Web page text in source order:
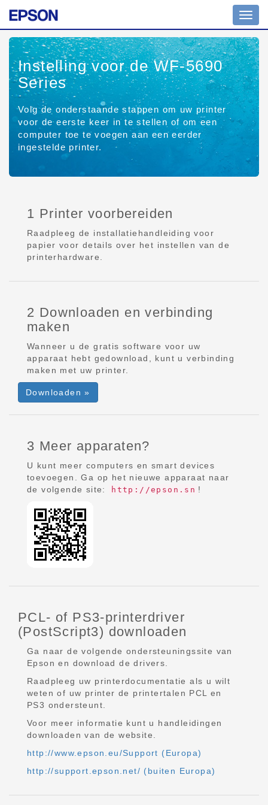
Instelling voor de WF-5690
Series
Volg de onderstaande stappen om uw printer
voor de eerste keer in te stellen of om een
computer toe te voegen aan een eerder
ingestelde printer.
1 Printer voorbereiden
Raadpleeg de installatiehandleiding voor
papier voor details over het instellen van de
printerhardware.
2 Downloaden en verbinding
maken
Wanneer u de gratis software voor uw
apparaat hebt gedownload, kunt u verbinding
maken met uw printer.
Downloaden »
3 Meer apparaten?
U kunt meer computers en smart devices
toevoegen. Ga op het nieuwe apparaat naar
de volgende site:
http://epson.sn !
PCL- of PS3-printerdriver
(PostScript3) downloaden
Ga naar de volgende ondersteuningssite van
Epson en download de drivers.
Raadpleeg uw printerdocumentatie als u wilt
weten of uw printer de printertalen PCL en
PS3 ondersteunt.
Voor meer informatie kunt u handleidingen
downloaden van de website.
http://www.epson.eu/Support (Europa)
http://support.epson.net/ (buiten Europa)